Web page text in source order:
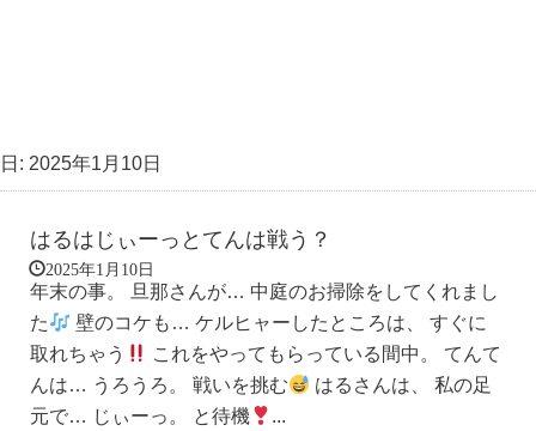
日: 2025年1月10日
はるはじぃーっとてんは戦う？
2025年1月10日
年末の事。 旦那さんが… 中庭のお掃除をしてくれまし
た
壁のコケも… ケルヒャーしたところは、 すぐに
取れちゃう
これをやってもらっている間中。 てんて
んは… うろうろ。 戦いを挑む
はるさんは、 私の足
元で… じぃーっ。 と待機
...